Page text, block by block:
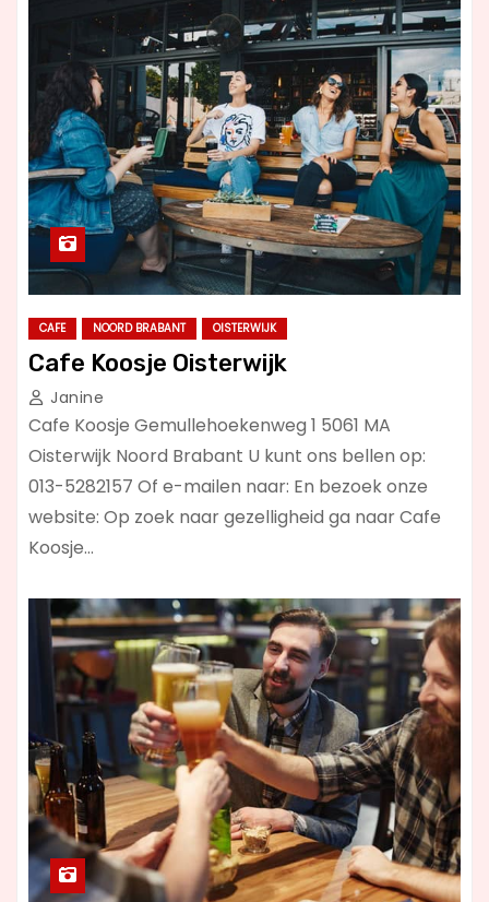
CAFE NOORD BRABANT OISTERWIJK
Cafe Koosje Oisterwijk
Janine
Cafe Koosje Gemullehoekenweg 1 5061 MA
Oisterwijk Noord Brabant U kunt ons bellen op:
013-5282157 Of e-mailen naar: En bezoek onze
website: Op zoek naar gezelligheid ga naar Cafe
Koosje…